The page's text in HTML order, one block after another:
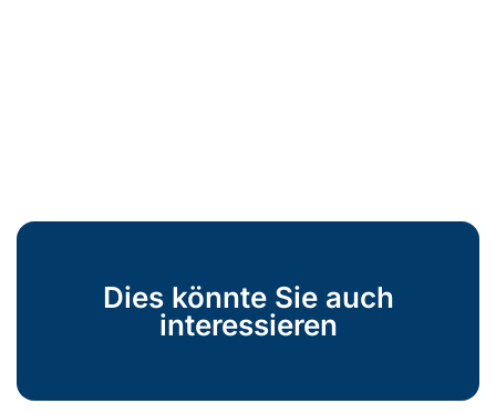
Dies könnte Sie auch
interessieren